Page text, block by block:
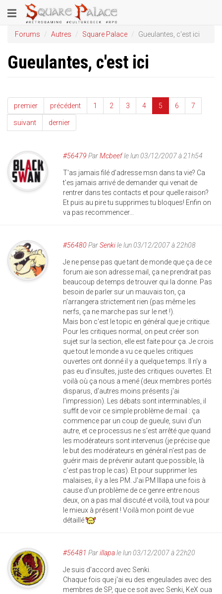
au
contenu
principal
Toggle
navigation
Forums Autres Square Palace Gueulantes, c'est ici
Gueulantes, c'est ici
premier précédent 1 2 3 4 5 6 7
suivant dernier
#56479 ParMcbeefle lun 03/12/2007 à 21h54
T'as jamais filé d'adresse msn dans ta vie? Ca
t'es jamais arrivé de demander qui venait de
rentrer dans tes contacts et pour quelle raison?
Et puis au pire tu supprimes tu bloques! Enfin on
va pas recommencer...
#56480 ParSenkile lun 03/12/2007 à 22h08
Je ne pense pas que tant de monde que ça de ce
forum aie son adresse mail, ça ne prendrait pas
beaucoup de temps de trouver qui la donne. Pas
besoin de parler sur un mauvais ton, ça
n'arrangera strictement rien (pas même les
nerfs, ça ne marche pas sur le net !).
Mais bon c'est le topic en général que je critique.
Pour les critiques normal, on peut créer son
sujet sur la section, elle est faite pour ça. Je crois
que tout le monde a vu ce que les critiques
ouvertes ont donné il y a quelque temps. Il n'y a
pas eu d'insultes, juste des critiques ouvertes. Et
voilà où ça nous a mené (deux membres portés
disparus, d'autres moins présents j'ai
l'impression). Les débats sont interminables, il
suffit de voir ce simple problème de mail : ça
commence par un coup de gueule, suivi d'un
autre, et ce processus ne s'est arrêté que quand
les modérateurs sont intervenus (je précise que
le but des modérateurs en général n'est pas de
guérir mais de prévenir autant que possible, là
c'est pas trop le cas). Et pour supprimer les
malaises, il y a les PM. J'ai PM Illapa une fois à
cause d'un problème de ce genre entre nous
deux, on a pas mal discuté et voilà, tout va pour
le mieux à présent ! Voilà mon point de vue
détaillé
#56481 Parillapale lun 03/12/2007 à 22h20
Je suis d'accord avec Senki.
Chaque fois que j'ai eu des engeulades avec des
membres de SP, que ce soit avec Senki, KeX oua